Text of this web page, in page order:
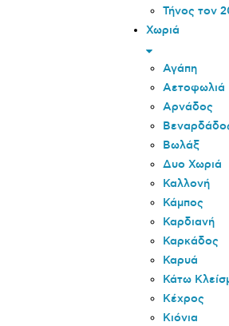
Τήνος τον
Χωριά
Αγάπη
Αετοφωλιά
Αρνάδος
Βωλάξ
Δυο Χωριά
Καλλονή
Κάμπος
Καρδιανή
Καρκάδος
Καρυά
Κάτω
Κέχρος
Κιόνια